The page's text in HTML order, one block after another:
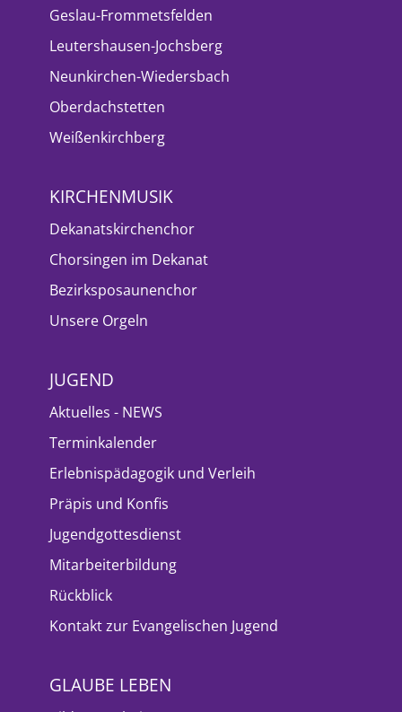
Geslau-Frommetsfelden
Leutershausen-Jochsberg
Neunkirchen-Wiedersbach
Oberdachstetten
Weißenkirchberg
KIRCHENMUSIK
Dekanatskirchenchor
Chorsingen im Dekanat
Bezirksposaunenchor
Unsere Orgeln
JUGEND
Aktuelles - NEWS
Terminkalender
Erlebnispädagogik und Verleih
Präpis und Konfis
Jugendgottesdienst
Mitarbeiterbildung
Rückblick
Kontakt zur Evangelischen Jugend
GLAUBE LEBEN